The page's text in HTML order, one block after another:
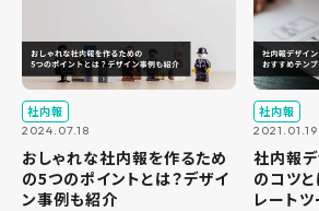
[…]
社内報
2024.07.18
おしゃれな社内報を作るため
の5つのポイントとは？デザイ
ン事例も紹介
社内報
2021.01.19
社内報
のコツ
レート